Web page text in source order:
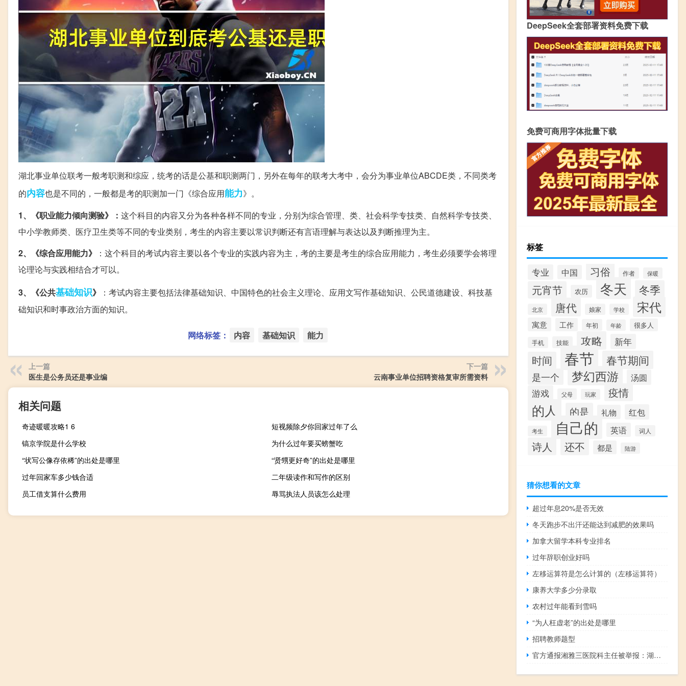
湖北事业单位联考一般考职测和综应，统考的话是公基和职测两门，另外在每年的联考大考中，会分为事业单位ABCDE类，不同类考
的内容也是不同的，一般都是考的职测加一门《综合应用能力》。
1、《职业能力倾向测验》： 这个科目的内容又分为各种各样不同的专业，分别为综合管理、类、社会科学专技类、自然科学专技类、
中小学教师类、医疗卫生类等不同的专业类别，考生的内容主要以常识判断还有言语理解与表达以及判断推理为主。
2、《综合应用能力》
：这个科目的考试内容主要以各个专业的实践内容为主，考的主要是考生的综合应用能力，考生必须要学会将理
论理论与实践相结合才可以。
3、《公共基础知识》
：考试内容主要包括法律基础知识、中国特色的社会主义理论、应用文写作基础知识、公民道德建设、科技基
础知识和时事政治方面的知识。
网络标签： 内容 基础知识 能力
上一篇
医生是公务员还是事业编
下一篇
云南事业单位招聘资格复审所需资料
相关问题
奇迹暖暖攻略1 6
短视频除夕你回家过年了么
镐京学院是什么学校
为什么过年要买螃蟹吃
“状写公像存依稀”的出处是哪里
“贤甥更好奇”的出处是哪里
过年回家车多少钱合适
二年级读作和写作的区别
员工借支算什么费用
辱骂执法人员该怎么处理
DeepSeek全套部署资料免费下载
免费可商用字体批量下载
标签
专业 中国 习俗 作者 保暖
元宵节 农历 冬天 冬季
北京 唐代 娘家 学校 宋代
寓意 工作 年初 年龄 很多人
手机 技能 攻略 新年
时间 春节 春节期间
是一个 梦幻西游
汤圆
游戏
父母 玩家 疫情
的人 的是 礼物 红包
考生 自己的 英语 词人
诗人 还不 都是 陆游
猜你想看的文章
超过年息20%是否无效
冬天跑步不出汗还能达到减肥的效果吗
加拿大留学本科专业排名
过年辞职创业好吗
左移运算符是怎么计算的（左移运算符）
康养大学多少分录取
农村过年能看到雪吗
“为人枉虚老”的出处是哪里
招聘教师题型
官方通报湘雅三医院科主任被举报：湖南卫健委与中南大学已成立联合调查组